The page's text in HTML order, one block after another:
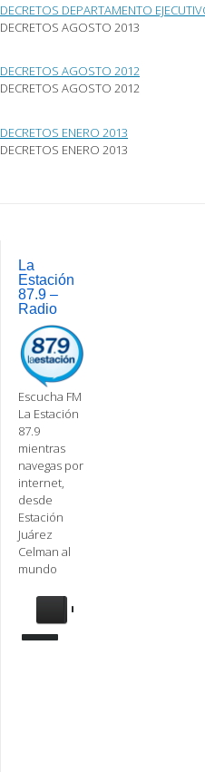
DECRETOS DEPARTAMENTO
DECRETOS AGOSTO 2013
DECRETOS AGOSTO 2012
DECRETOS AGOSTO 2012
DECRETOS ENERO 2013
DECRETOS ENERO 2013
navigation
La
Estación
87.9 –
Radio
Escucha FM
La Estación
87.9
mientras
navegas por
internet,
desde
Estación
Juárez
Celman al
mundo